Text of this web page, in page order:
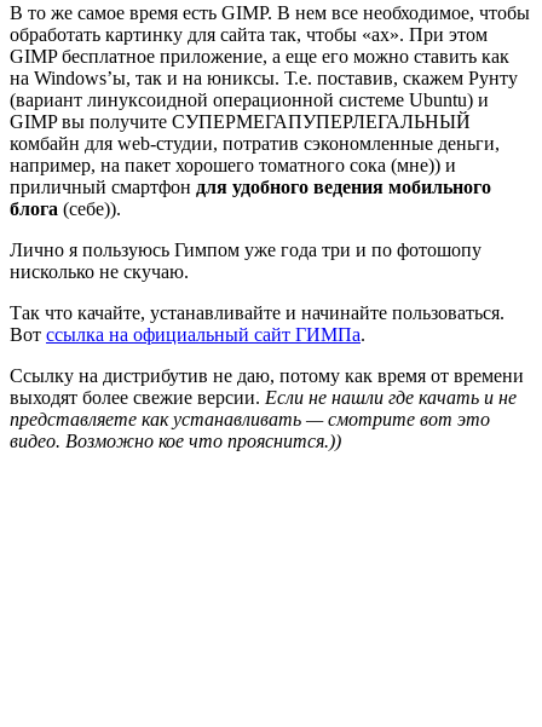
В то же самое время есть GIMP. В нем все необходимое, чтобы
обработать картинку для сайта так, чтобы «ах». При этом
GIMP бесплатное приложение, а еще его можно ставить как
на Windows’ы, так и на юниксы. Т.е. поставив, скажем Рунту
(вариант линуксоидной операционной системе Ubuntu) и
GIMP вы получите СУПЕРМЕГАПУПЕРЛЕГАЛЬНЫЙ
комбайн для web-студии, потратив сэкономленные деньги,
например, на пакет хорошего томатного сока (мне)) и
приличный смартфон для удобного ведения мобильного
блога (себе)).
Лично я пользуюсь Гимпом уже года три и по фотошопу
нисколько не скучаю.
Так что качайте, устанавливайте и начинайте пользоваться.
Вот ссылка на официальный сайт ГИМПа.
Ссылку на дистрибутив не даю, потому как время от времени
выходят более свежие версии. Если не нашли где качать и не
представляете как устанавливать — смотрите вот это
видео. Возможно кое что прояснится.))